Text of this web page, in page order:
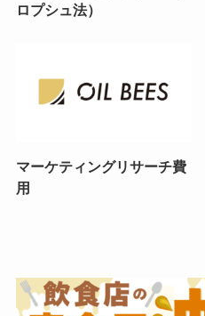
ロプシュ法）
マーケティングリサーチ費
用